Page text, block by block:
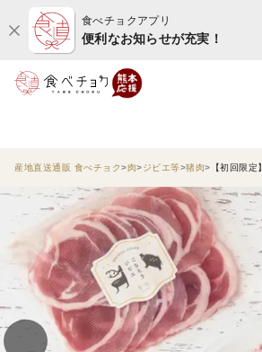
食べチョクアプリ
便利なお知らせが充実！
産地直送通販 食べチョク 肉 ジビエ等 猪肉 【初回限